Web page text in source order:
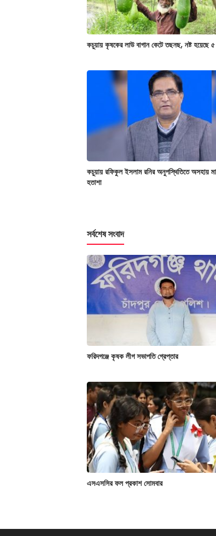
কচুয়ায় কৃষকের লাউ বাগান কেটে তছনছ, নষ্ট হয়েছে
কচুয়ায় রফিকুল ইসলাম রনির অনুপস্থিতিতে অসহায়
হতাশা
সর্বশেষ সংবাদ
ফরিদগঞ্জে কৃষক লীগ সভাপতি গ্রেপ্তার
এসএসসির ফল প্রকাশ সোমবার